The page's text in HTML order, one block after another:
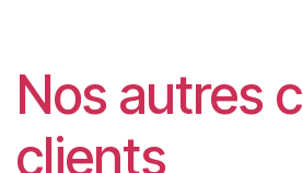
Nos autres
clients